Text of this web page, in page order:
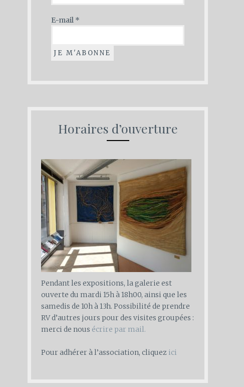
E-mail *
Horaires d’ouverture
Pendant les expositions, la galerie est
ouverte du mardi 15h à 18h00, ainsi que les
samedis de 10h à 13h. Possibilité de prendre
RV d’autres jours pour des visites groupées :
merci de nous écrire par mail.
Pour adhérer à l’association, cliquez ici